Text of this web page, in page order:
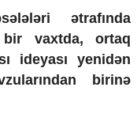
ətrafında
bir vaxtda, ortaq
ideyası yenidən
birinə